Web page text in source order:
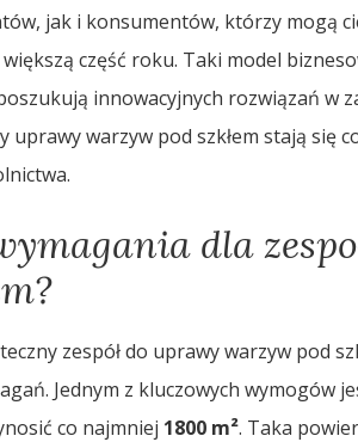
jak i konsumentów, którzy mogą
część roku. Taki model
innowacyjnych rozwiązań w
uprawy warzyw pod szkłem stają się
dla
zespół do uprawy warzyw pod
Jednym z kluczowych wymogów
co najmniej 1800 m². Taka